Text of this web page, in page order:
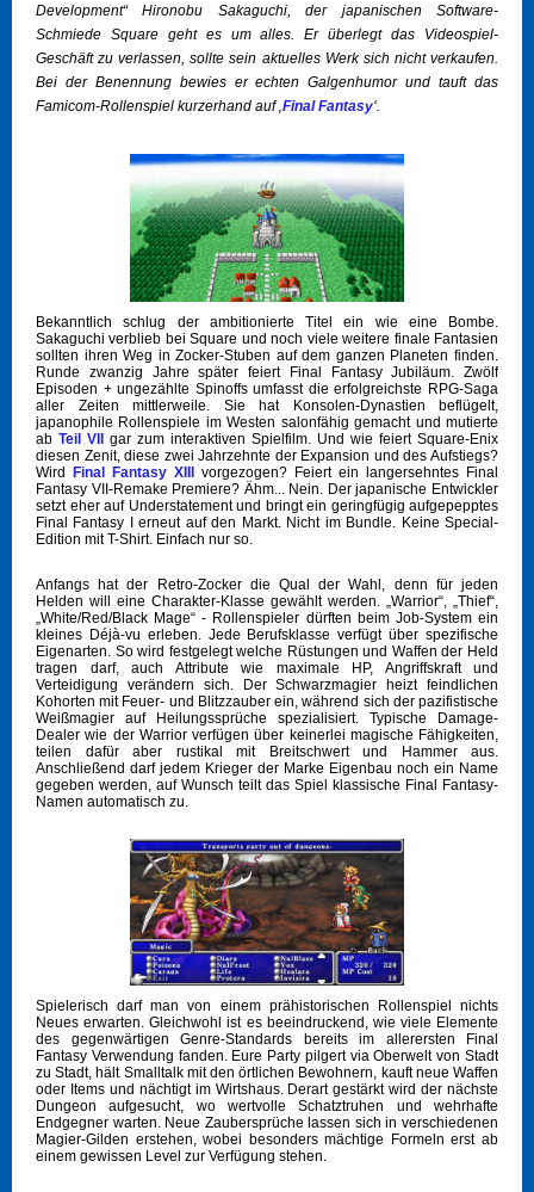
Development“ Hironobu Sakaguchi, der japanischen Software-
Schmiede Square geht es um alles. Er überlegt das Videospiel-
Geschäft zu verlassen, sollte sein aktuelles Werk sich nicht verkaufen.
Bei der Benennung bewies er echten Galgenhumor und tauft das
Famicom-Rollenspiel kurzerhand auf ‚Final Fantasy‘.
Bekanntlich schlug der ambitionierte Titel ein wie eine Bombe.
Sakaguchi verblieb bei Square und noch viele weitere finale Fantasien
sollten ihren Weg in Zocker-Stuben auf dem ganzen Planeten finden.
Runde zwanzig Jahre später feiert Final Fantasy Jubiläum. Zwölf
Episoden + ungezählte Spinoffs umfasst die erfolgreichste RPG-Saga
aller Zeiten mittlerweile. Sie hat Konsolen-Dynastien beflügelt,
japanophile Rollenspiele im Westen salonfähig gemacht und mutierte
ab Teil VII
gar zum interaktiven Spielfilm. Und wie feiert Square-Enix
diesen Zenit, diese zwei Jahrzehnte der Expansion und des Aufstiegs?
Wird
Final Fantasy XIII
vorgezogen? Feiert ein langersehntes Final
Fantasy VII-Remake Premiere? Ähm... Nein. Der japanische Entwickler
setzt eher auf Understatement und bringt ein geringfügig aufgepepptes
Final Fantasy I erneut auf den Markt. Nicht im Bundle. Keine Special-
Edition mit T-Shirt. Einfach nur so.
Anfangs hat der Retro-Zocker die Qual der Wahl, denn für jeden
Helden will eine Charakter-Klasse gewählt werden. „Warrior“, „Thief“,
„White/Red/Black Mage“ - Rollenspieler dürften beim Job-System ein
kleines Déjà-vu erleben. Jede Berufsklasse verfügt über spezifische
Eigenarten. So wird festgelegt welche Rüstungen und Waffen der Held
tragen darf, auch Attribute wie maximale HP, Angriffskraft und
Verteidigung verändern sich. Der Schwarzmagier heizt feindlichen
Kohorten mit Feuer- und Blitzzauber ein, während sich der pazifistische
Weißmagier auf Heilungssprüche spezialisiert. Typische Damage-
Dealer wie der Warrior verfügen über keinerlei magische Fähigkeiten,
teilen dafür aber rustikal mit Breitschwert und Hammer aus.
Anschließend darf jedem Krieger der Marke Eigenbau noch ein Name
gegeben werden, auf Wunsch teilt das Spiel klassische Final Fantasy-
Namen automatisch zu.
Spielerisch darf man von einem prähistorischen Rollenspiel nichts
Neues erwarten. Gleichwohl ist es beeindruckend, wie viele Elemente
des gegenwärtigen Genre-Standards bereits im allerersten Final
Fantasy Verwendung fanden. Eure Party pilgert via Oberwelt von Stadt
zu Stadt, hält Smalltalk mit den örtlichen Bewohnern, kauft neue Waffen
oder Items und nächtigt im Wirtshaus. Derart gestärkt wird der nächste
Dungeon aufgesucht, wo wertvolle Schatztruhen und wehrhafte
Endgegner warten. Neue Zaubersprüche lassen sich in verschiedenen
Magier-Gilden erstehen, wobei besonders mächtige Formeln erst ab
einem gewissen Level zur Verfügung stehen.